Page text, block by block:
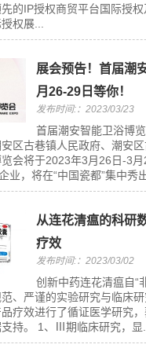
的IP授权商贸平台国际授
权展...
展会预告！首届潮
月26-29日等你！
发布时间:：2023/03/23
首届潮安智能卫浴博
区古巷镇人民政府、潮安
会将于2023年3月26日-3
业，将在“中国瓷都”集中秀
从连花清瘟的科研
疗效
发布时间:：2023/03/02
创新中药连花清瘟自“
、严谨的实验研究与临床
疗效进行了循证医学研究
持。 1、Ⅲ期临床研究，显...